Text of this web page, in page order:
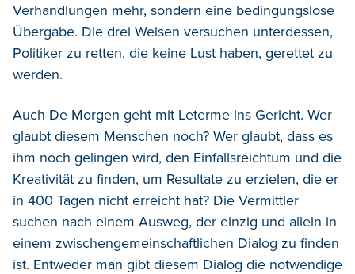
Verhandlungen mehr, sondern eine bedingungslose
Übergabe. Die drei Weisen versuchen unterdessen,
Politiker zu retten, die keine Lust haben, gerettet zu
werden.
Auch De Morgen geht mit Leterme ins Gericht. Wer
glaubt diesem Menschen noch? Wer glaubt, dass es
ihm noch gelingen wird, den Einfallsreichtum und die
Kreativität zu finden, um Resultate zu erzielen, die er
in 400 Tagen nicht erreicht hat? Die Vermittler
suchen nach einem Ausweg, der einzig und allein in
einem zwischengemeinschaftlichen Dialog zu finden
ist. Entweder man gibt diesem Dialog die notwendige